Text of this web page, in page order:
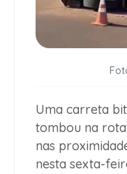
Uma carreta
tombou na
nas
nesta sexta-